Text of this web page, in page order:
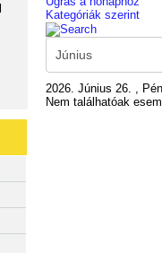
Kategóriák szerint
2026. Június 26. ,
Nem találhatóak